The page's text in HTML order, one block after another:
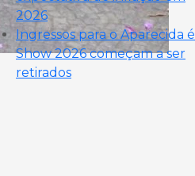
2026
Ingressos para o Aparecida é
Show 2026 começam a ser
retirados